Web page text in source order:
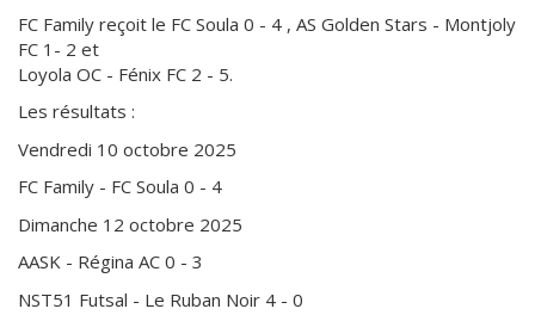
FC Family reçoit le FC Soula 0 - 4 , AS Golden Stars - Montjoly
FC 1- 2 et
Loyola OC - Fénix FC 2 - 5.
Les résultats :
Vendredi 10 octobre 2025
FC Family - FC Soula 0 - 4
Dimanche 12 octobre 2025
AASK - Régina AC 0 - 3
NST51 Futsal - Le Ruban Noir 4 - 0